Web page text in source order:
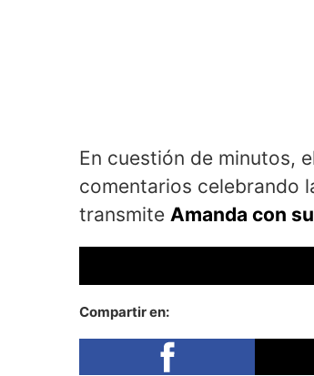
En cuestión de minutos,
comentarios celebrando
transmite Amanda con
Compartir en: